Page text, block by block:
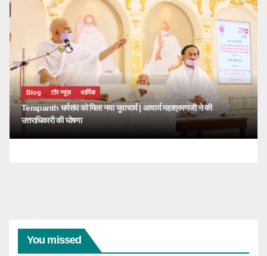
Blog टॉप न्यूज़ धार्मिक
Terapanth धर्मसंघ को मिला नया युवाचार्य | आचार्य महाश्रमणजी ने की
उत्तराधिकारी की घोषणा
You missed